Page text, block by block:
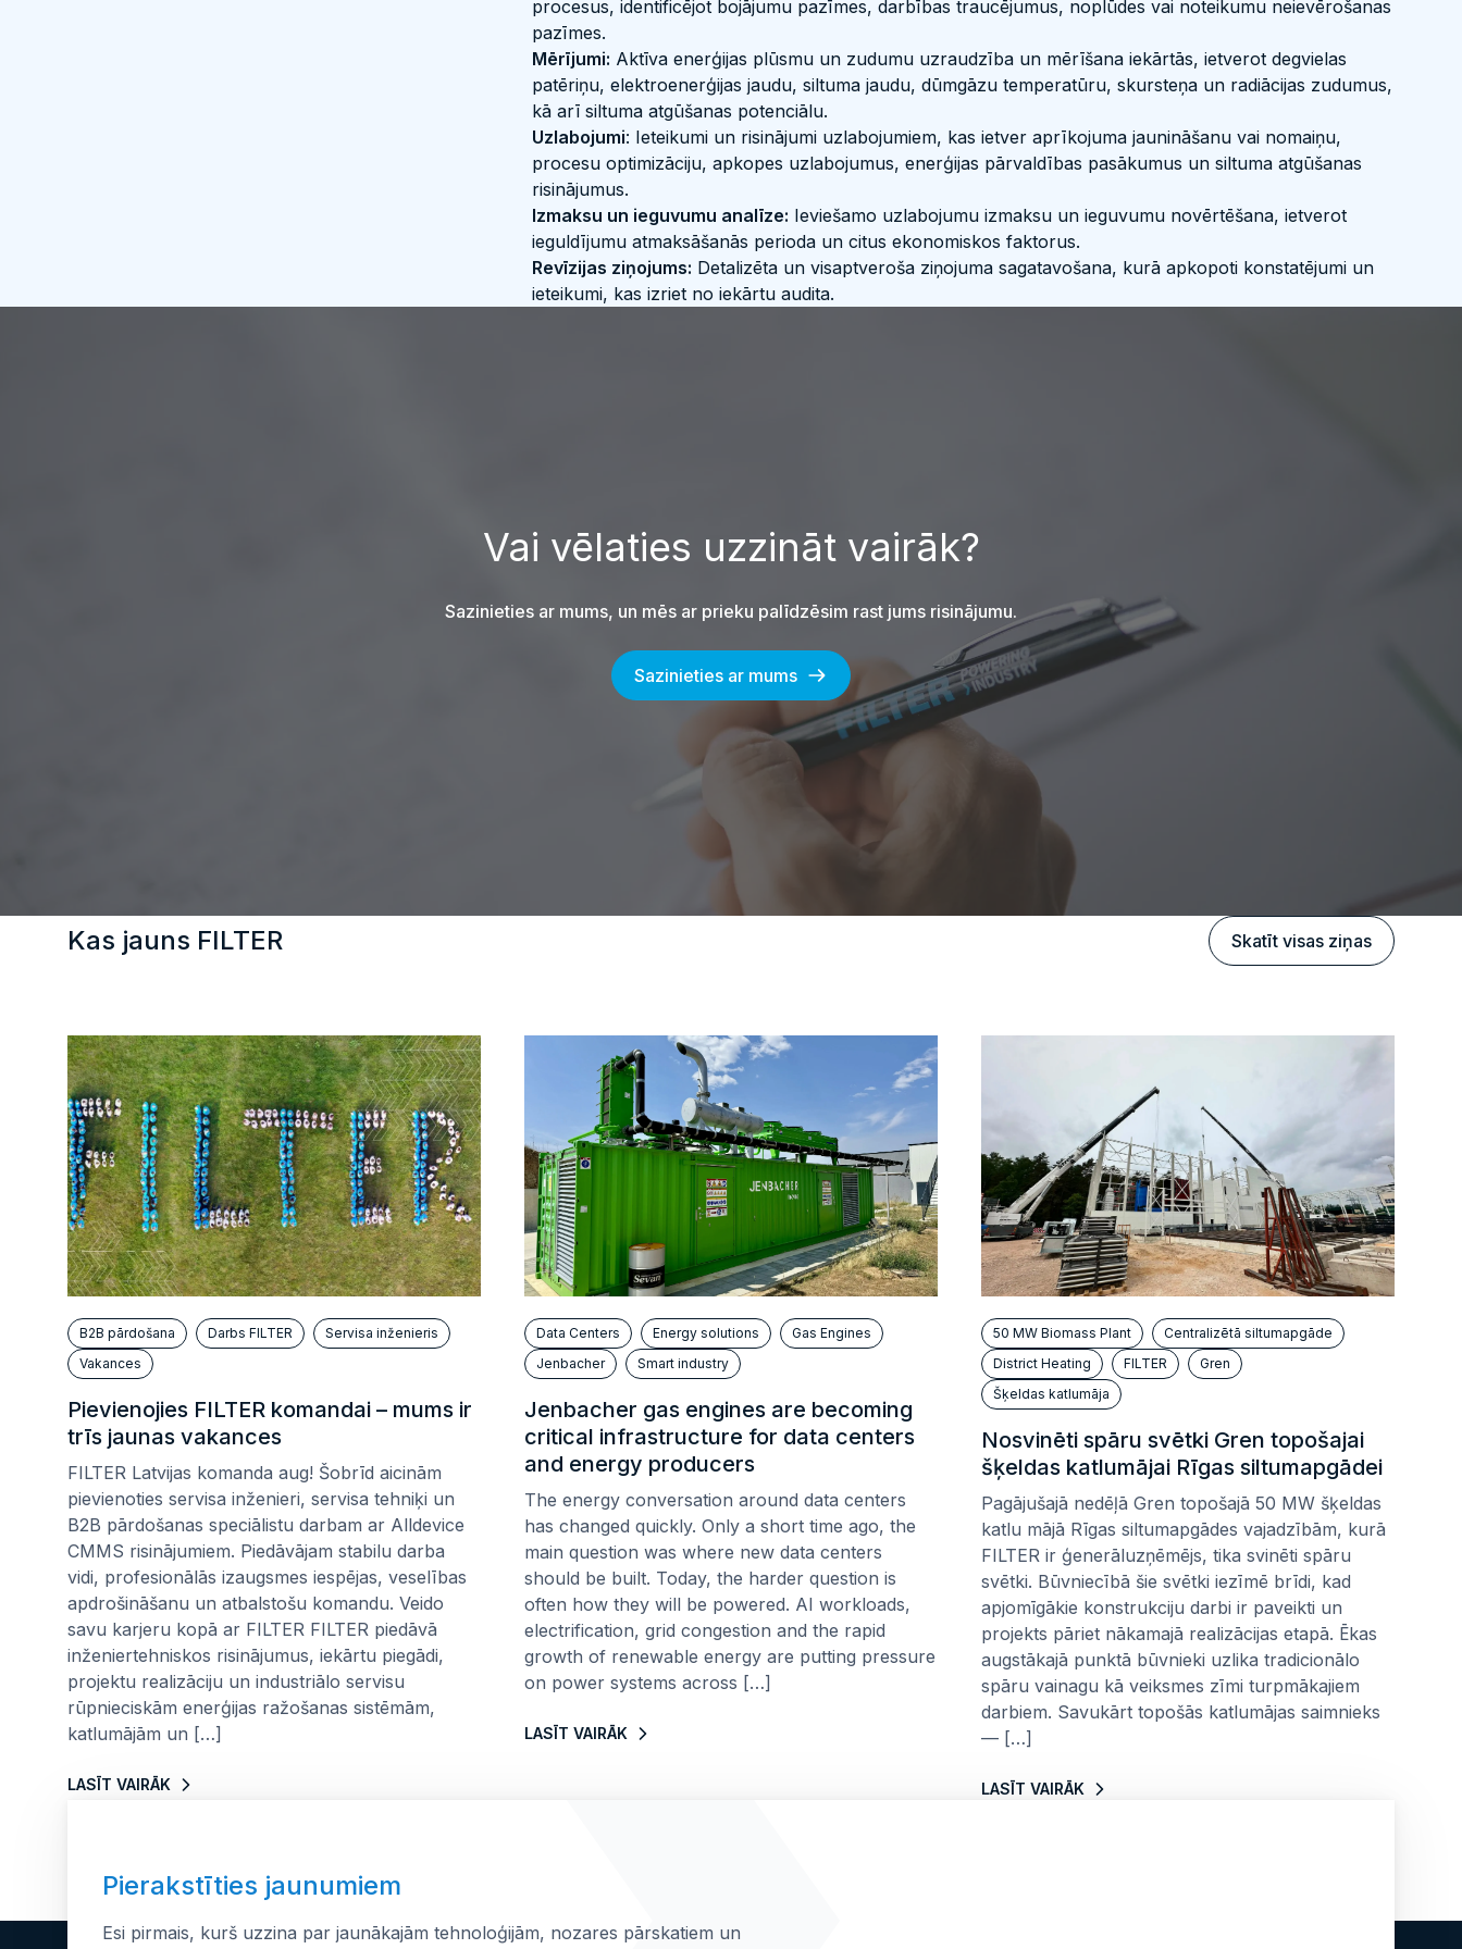
procesus, identificējot bojājumu pazīmes, darbības traucējumus, noplūdes vai noteikumu neievērošanas
pazīmes.
Mērījumi: Aktīva enerģijas plūsmu un zudumu uzraudzība un mērīšana iekārtās, ietverot degvielas
patēriņu, elektroenerģijas jaudu, siltuma jaudu, dūmgāzu temperatūru, skursteņa un radiācijas zudumus,
kā arī siltuma atgūšanas potenciālu.
Uzlabojumi: Ieteikumi un risinājumi uzlabojumiem, kas ietver aprīkojuma jaunināšanu vai nomaiņu,
procesu optimizāciju, apkopes uzlabojumus, enerģijas pārvaldības pasākumus un siltuma atgūšanas
risinājumus.
Izmaksu un ieguvumu analīze: Ieviešamo uzlabojumu izmaksu un ieguvumu novērtēšana, ietverot
ieguldījumu atmaksāšanās perioda un citus ekonomiskos faktorus.
Revīzijas ziņojums: Detalizēta un visaptveroša ziņojuma sagatavošana, kurā apkopoti konstatējumi un
ieteikumi, kas izriet no iekārtu audita.
Vai vēlaties uzzināt vairāk?
Sazinieties ar mums, un mēs ar prieku palīdzēsim rast jums risinājumu.
Sazinieties ar mums
Kas jauns FILTER Skatīt visas ziņas
B2B pārdošana Darbs FILTER
Servisa inženieris
Vakances
Pievienojies FILTER komandai – mums ir
trīs jaunas vakances
FILTER Latvijas komanda aug! Šobrīd aicinām
pievienoties servisa inženieri, servisa tehniķi un
B2B pārdošanas speciālistu darbam ar Alldevice
CMMS risinājumiem. Piedāvājam stabilu darba
vidi, profesionālās izaugsmes iespējas, veselības
apdrošināšanu un atbalstošu komandu. Veido
savu karjeru kopā ar FILTER FILTER piedāvā
inženiertehniskos risinājumus, iekārtu piegādi,
projektu realizāciju un industriālo servisu
rūpnieciskām enerģijas ražošanas sistēmām,
katlumājām un […]
LASĪT VAIRĀK
Data Centers Energy solutions
Gas Engines
Jenbacher
Smart industry
Jenbacher gas engines are becoming
critical infrastructure for data centers
and energy producers
The energy conversation around data centers
has changed quickly. Only a short time ago, the
main question was where new data centers
should be built. Today, the harder question is
often how they will be powered. AI workloads,
electrification, grid congestion and the rapid
growth of renewable energy are putting pressure
on power systems across […]
LASĪT VAIRĀK
50 MW Biomass Plant
Centralizētā siltumapgāde
District Heating
FILTER
Gren
Šķeldas katlumāja
Nosvinēti spāru svētki Gren topošajai
šķeldas katlumājai Rīgas siltumapgādei
Pagājušajā nedēļā Gren topošajā 50 MW šķeldas
katlu mājā Rīgas siltumapgādes vajadzībām, kurā
FILTER ir ģenerāluzņēmējs, tika svinēti spāru
svētki. Būvniecībā šie svētki iezīmē brīdi, kad
apjomīgākie konstrukciju darbi ir paveikti un
projekts pāriet nākamajā realizācijas etapā. Ēkas
augstākajā punktā būvnieki uzlika tradicionālo
spāru vainagu kā veiksmes zīmi turpmākajiem
darbiem. Savukārt topošās katlumājas saimnieks
— […]
LASĪT VAIRĀK
Pierakstīties jaunumiem
Esi pirmais, kurš uzzina par jaunākajām tehnoloģijām, nozares pārskatiem un